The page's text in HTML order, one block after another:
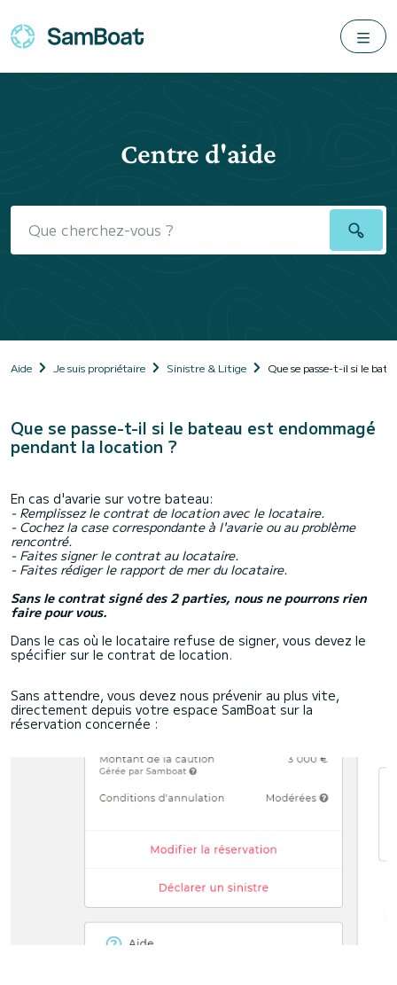
Centre d'aide
Aide Je suis propriétaire Sinistre & Litige Que se passe-t-il si le
Que se passe-t-il si le bateau est endommagé
pendant la location ?
En cas d'avarie sur votre bateau:
- Remplissez le contrat de location avec le locataire.
- Cochez la case correspondante à l'avarie ou au problème
rencontré.
- Faites signer le contrat au locataire.
- Faites rédiger le rapport de mer du locataire.
Sans le contrat signé des 2 parties, nous ne pourrons rien
faire pour vous.
Dans le cas où le locataire refuse de signer, vous devez le
spécifier sur le contrat de location.
Sans attendre, vous devez nous prévenir au plus vite,
directement depuis votre espace SamBoat sur la
réservation concernée :